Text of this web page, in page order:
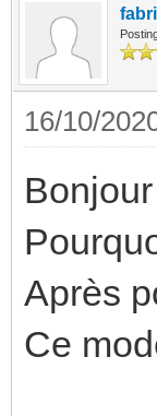
16/10/
Bonjour
Après
Ce